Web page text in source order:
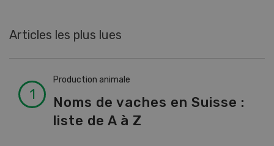
Articles les plus lues
Production animale
Noms de vaches en Suisse :
liste de A à Z